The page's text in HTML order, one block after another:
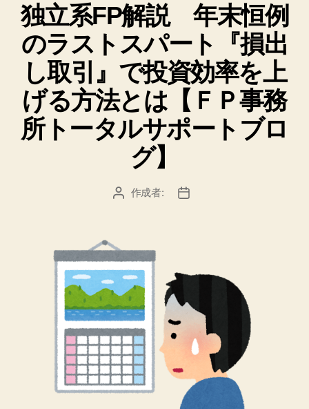
ゴ
リ
ー
独立系FP解説 年末恒例
のラストスパート『損出
し取引』で投資効率を上
げる方法とは【ＦＰ事務
所トータルサポートブロ
グ】
投 作成者:
投